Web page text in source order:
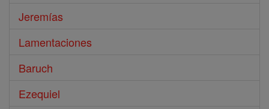
Jeremías
Lamentaciones
Baruch
Ezequiel